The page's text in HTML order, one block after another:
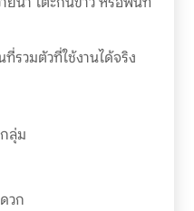
รวมตัวที่ใช้งานได้จริง
ลุ่ม
วก